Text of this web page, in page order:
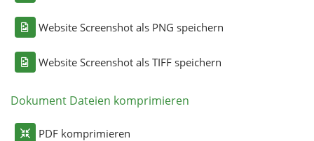
Website Screenshot als PNG speichern
Website Screenshot als TIFF speichern
Dokument Dateien komprimieren
PDF komprimieren